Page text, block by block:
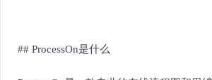
## ProcessOn是什么